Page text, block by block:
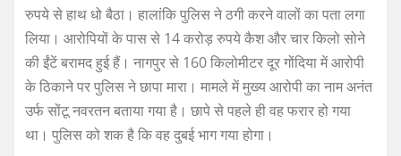
रुपये से हाथ धो बैठा। हालांकि पुलिस ने ठगी करने वालों का पता लगा
लिया। आरोपियों के पास से 14 करोड़ रुपये कैश और चार किलो सोने
की ईंटें बरामद हुई हैं। नागपुर से 160 किलोमीटर दूर गोंदिया में आरोपी
के ठिकाने पर पुलिस ने छापा मारा। मामले में मुख्य आरोपी का नाम अनंत
उर्फ सोंटू नवरतन बताया गया है। छापे से पहले ही वह फरार हो गया
था। पुलिस को शक है कि वह दुबई भाग गया होगा।